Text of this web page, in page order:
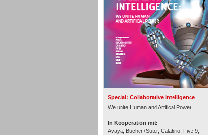
Special: Collaborative Intelligence
We unite Human and Artifical Power.
In Kooperation mit:
Avaya, Bucher+Suter, Calabrio, Five 9,
Inbound